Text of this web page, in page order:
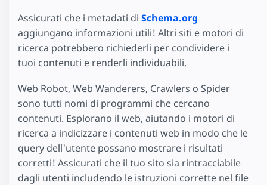
Assicurati che i metadati di Schema.org
aggiungano informazioni utili! Altri siti e motori di
ricerca potrebbero richiederli per condividere i
tuoi contenuti e renderli individuabili.
Web Robot, Web Wanderers, Crawlers o Spider
sono tutti nomi di programmi che cercano
contenuti. Esplorano il web, aiutando i motori di
ricerca a indicizzare i contenuti web in modo che le
query dell'utente possano mostrare i risultati
corretti! Assicurati che il tuo sito sia rintracciabile
dagli utenti includendo le istruzioni corrette nel file